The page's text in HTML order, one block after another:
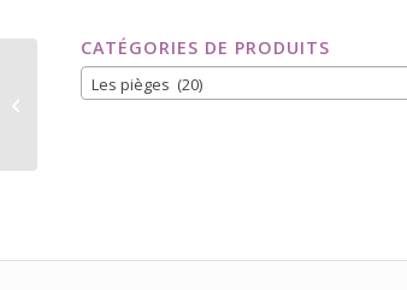
CATÉGORIES DE PRODUITS
Les pièges (20)
Piège à papillons +